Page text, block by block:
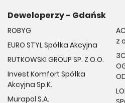
Deweloperzy - Gdańsk
ROBYG
EURO STYL Spółka Akcyjna
RUTKOWSKI GROUP SP. Z O.O.
Invest Komfort Spółka
Akcyjna Sp.K.
Murapol S.A.
z